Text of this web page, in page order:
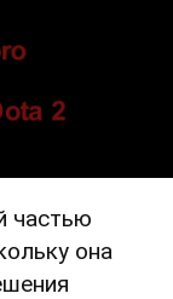
частью
она